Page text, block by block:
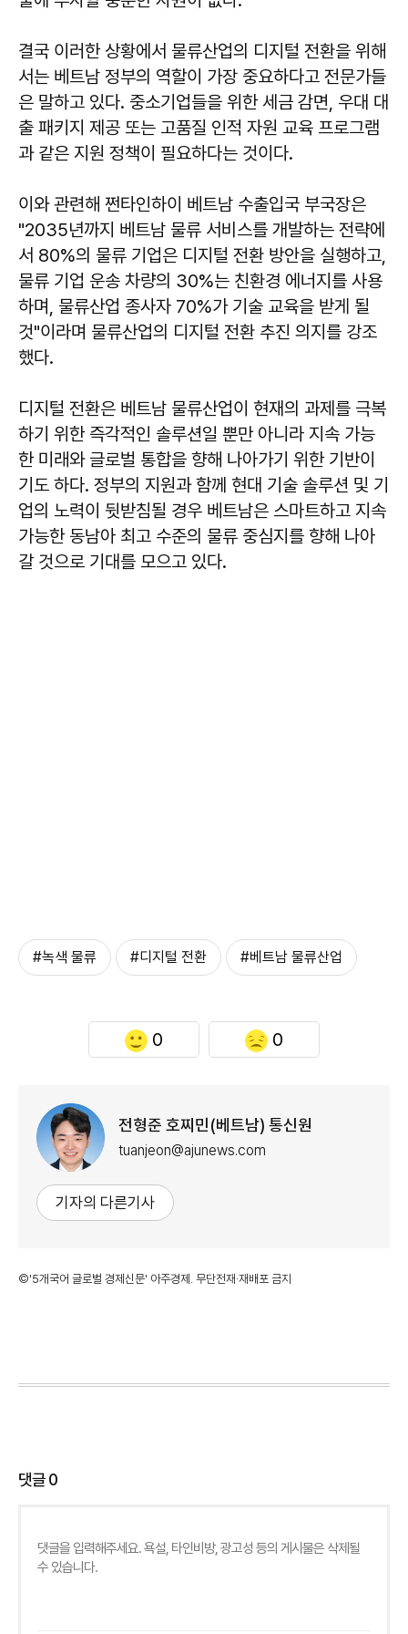
결국 이러한 상황에서 물류산업의 디지털 전환을 위해
서는 베트남 정부의 역할이 가장 중요하다고 전문가들
은 말하고 있다. 중소기업들을 위한 세금 감면, 우대 대
출 패키지 제공 또는 고품질 인적 자원 교육 프로그램
과 같은 지원 정책이 필요하다는 것이다.
이와 관련해 쩐타인하이 베트남 수출입국 부국장은
"2035년까지 베트남 물류 서비스를 개발하는 전략에
서 80%의 물류 기업은 디지털 전환 방안을 실행하고,
물류 기업 운송 차량의 30%는 친환경 에너지를 사용
하며, 물류산업 종사자 70%가 기술 교육을 받게 될
것"이라며 물류산업의 디지털 전환 추진 의지를 강조
했다.
디지털 전환은 베트남 물류산업이 현재의 과제를 극복
하기 위한 즉각적인 솔루션일 뿐만 아니라 지속 가능
한 미래와 글로벌 통합을 향해 나아가기 위한 기반이
기도 하다. 정부의 지원과 함께 현대 기술 솔루션 및 기
업의 노력이 뒷받침될 경우 베트남은 스마트하고 지속
가능한 동남아 최고 수준의 물류 중심지를 향해 나아
갈 것으로 기대를 모으고 있다.
#녹색 물류 #디지털 전환 #베트남 물류산업
0 0
전형준 호찌민(베트남) 통신원
tuanjeon@ajunews.com
기자의 다른기사
©'5개국어 글로벌 경제신문' 아주경제. 무단전재·재배포 금지
댓글0